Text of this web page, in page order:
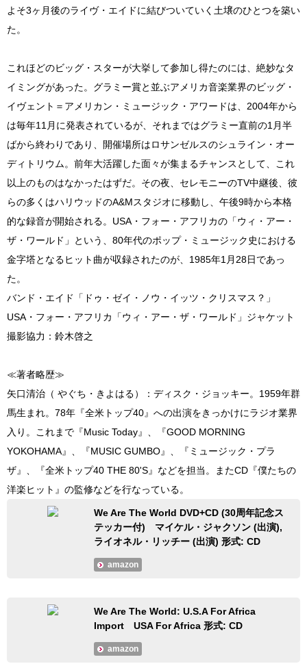
よそ3ヶ月後のライヴ・エイドに結びついていく土壌のひとつを築い
た。
これほどのビッグ・スターが大挙して参加し得たのには、絶妙なタ
イミングがあった。グラミー賞と並ぶアメリカ音楽業界のビッグ・
イヴェント＝アメリカン・ミュージック・アワードは、2004年から
は毎年11月に発表されているが、それまではグラミー直前の1月半
ばから終わりであり、開催場所はロサンゼルスのシュライン・オー
ディトリウム。前年大活躍した面々が集まるチャンスとして、これ
以上のものはなかったはずだ。その夜、セレモニーのTV中継後、彼
らの多くはハリウッドのA&Mスタジオに移動し、午後9時から本格
的な録音が開始される。USA・フォー・アフリカの「ウィ・アー・
ザ・ワールド」という、80年代のポップ・ミュージック史における
金字塔となるヒット曲が収録されたのが、1985年1月28日であっ
た。
バンド・エイド「ドゥ・ゼイ・ノウ・イッツ・クリスマス？」
USA・フォー・アフリカ「ウィ・アー・ザ・ワールド」ジャケット
撮影協力：鈴木啓之
≪著者略歴≫
矢口清治（ やぐち・きよはる）：ディスク・ジョッキー。1959年群
馬生まれ。78年『全米トップ40』への出演をきっかけにラジオ業界
入り。これまで『Music Today』、『GOOD MORNING
YOKOHAMA』、『MUSIC GUMBO』、『ミュージック・プラ
ザ』、『全米トップ40 THE 80'S』などを担当。またCD『僕たちの
洋楽ヒット』の監修などを行なっている。
We Are The World DVD+CD (30周年記念ス
テッカー付) マイケル・ジャクソン (出演),
ライオネル・リッチー (出演) 形式: CD
amazon
We Are The World: U.S.A For Africa
Import USA For Africa 形式: CD
amazon